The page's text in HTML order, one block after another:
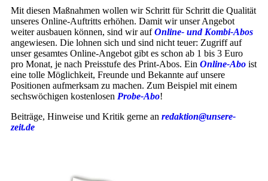
Mit diesen Maßnahmen wollen wir Schritt für Schritt die Qualität
unseres Online-Auftritts erhöhen. Damit wir unser Angebot
weiter ausbauen können, sind wir aufOnline- und Kombi-Abos
angewiesen. Die lohnen sich und sind nicht teuer: Zugriff auf
unser gesamtes Online-Angebot gibt es schon ab 1 bis 3 Euro
pro Monat, je nach Preisstufe des Print-Abos. Ein Online-Abo ist
eine tolle Möglichkeit, Freunde und Bekannte auf unsere
Positionen aufmerksam zu machen. Zum Beispiel mit einem
sechswöchigen kostenlosen Probe-Abo!
Beiträge, Hinweise und Kritik gerne an redaktion@unsere-
zeit.de